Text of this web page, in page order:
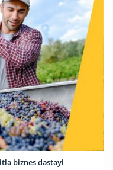
biznes dəstəyi